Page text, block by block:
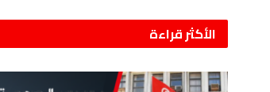
الأكثر قراءة